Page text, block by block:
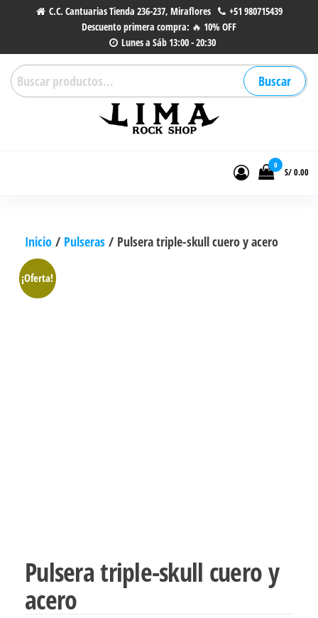
C.C. Cantuarias Tienda 236-237, Miraflores
+51 980715439
Descuento primera compra: 🔥 10% OFF
Lunes a Sáb 13:00 - 20:30
Buscar
por:
Buscar
Joyas de Acero | Tienda de
Música de Vinilos, CDs y más.
0
S/ 0.00
Inicio / Pulseras / Pulsera triple-skull cuero y acero
¡Oferta!
Pulsera triple-skull cuero y
acero